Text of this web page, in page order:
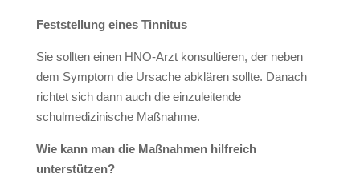
Feststellung eines Tinnitus
Sie sollten einen HNO-Arzt konsultieren, der neben
dem Symptom die Ursache abklären sollte. Danach
richtet sich dann auch die einzuleitende
schulmedizinische Maßnahme.
Wie kann man die Maßnahmen hilfreich
unterstützen?